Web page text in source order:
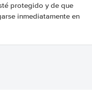
protegido y de que
inmediatamente en